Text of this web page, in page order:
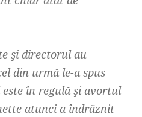
şi directorul au
din urmă le-a spus
în regulă şi avortul
atunci a îndrăznit